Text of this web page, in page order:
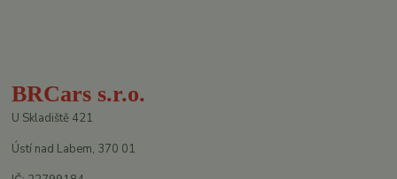
BRCars s.r.o.
U Skladiště 421
Ústí nad Labem, 370 01